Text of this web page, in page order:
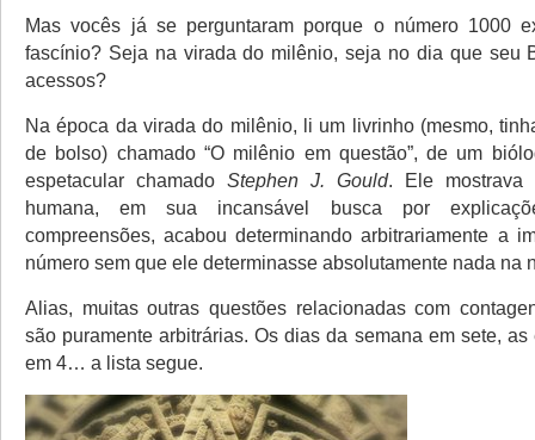
Mas vocês já se perguntaram porque o número 1000
fascínio? Seja na virada do milênio, seja no dia que seu
acessos?
Na época da virada do milênio, li um livrinho (mesmo,
de bolso) chamado “O milênio em questão”, de um
espetacular chamado Stephen J. Gould. Ele mostrava
humana, em sua incansável busca por
compreensões, acabou determinando arbitrariamente a
número sem que ele determinasse absolutamente nada na
Alias, muitas outras questões relacionadas com
são puramente arbitrárias. Os dias da semana em sete,
em 4… a lista segue.